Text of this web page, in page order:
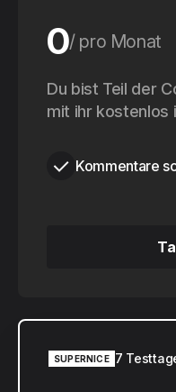
0 pro Monat
0 pro Jahr
Du bist Teil der
mit ihr kostenlos
Kommentare
SUPERNICE 7